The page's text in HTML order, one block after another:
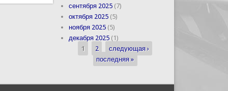
сентября 2025(7)
октября 2025(5)
ноября 2025(5)
декабря 2025(1)
Страницы
1 2
следующая ›
последняя »